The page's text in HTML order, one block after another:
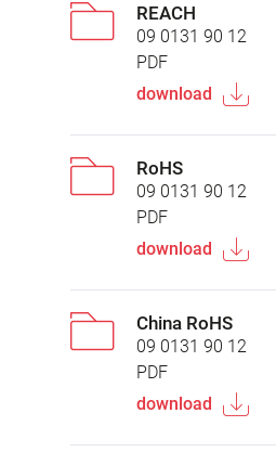
REACH
09 0131 90 12
PDF
download
RoHS
09 0131 90 12
PDF
download
China RoHS
09 0131 90 12
PDF
download